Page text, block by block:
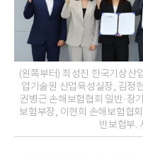
(왼쪽부터) 최성진 한국기상산
업기술원 산업육성실장, 김정
권병근 손해보험협회 일반·장
보험부장, 이현희 손해보험협
반보험부.